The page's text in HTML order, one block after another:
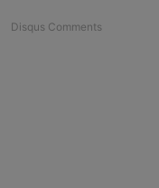
Disqus Comments